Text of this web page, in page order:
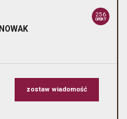
256
OFERT
NOWAK
zostaw wiadomość